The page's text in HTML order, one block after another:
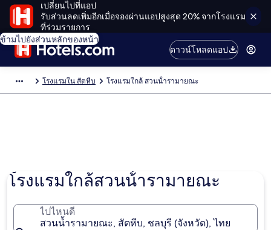
เปลี่ยนไปที่แอป
รับส่วนลดเพิ่มอีกเมื่อจองผ่านแอปสูงสุด 20% จากโรงแรม
ที่ร่วมรายการ
ข้ามไปยังส่วนหลักของหน้า
ดาวน์โหลดแอป
โรงแรมใน สัตหีบ โรงแรมใกล้ สวนน้ํารามายณะ
โรงแรมใกล้สวนน้ํารามายณะ
ไปไหนดี
สวนน้ำรามายณะ, สัตหีบ, ชลบุรี (จังหวัด), ไทย